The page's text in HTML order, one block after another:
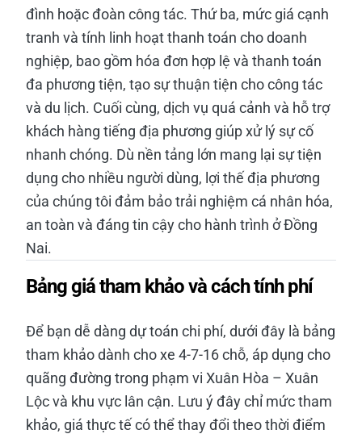
đình hoặc đoàn công tác. Thứ ba, mức giá cạnh
tranh và tính linh hoạt thanh toán cho doanh
nghiệp, bao gồm hóa đơn hợp lệ và thanh toán
đa phương tiện, tạo sự thuận tiện cho công tác
và du lịch. Cuối cùng, dịch vụ quá cảnh và hỗ trợ
khách hàng tiếng địa phương giúp xử lý sự cố
nhanh chóng. Dù nền tảng lớn mang lại sự tiện
dụng cho nhiều người dùng, lợi thế địa phương
của chúng tôi đảm bảo trải nghiệm cá nhân hóa,
an toàn và đáng tin cậy cho hành trình ở Đồng
Nai.
Bảng giá tham khảo và cách tính phí
Để bạn dễ dàng dự toán chi phí, dưới đây là bảng
tham khảo dành cho xe 4-7-16 chỗ, áp dụng cho
quãng đường trong phạm vi Xuân Hòa – Xuân
Lộc và khu vực lân cận. Lưu ý đây chỉ mức tham
khảo, giá thực tế có thể thay đổi theo thời điểm